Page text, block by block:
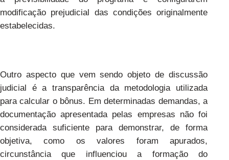
modificação prejudicial das condições originalmente
estabelecidas.
Outro aspecto que vem sendo objeto de discussão
judicial é a transparência da metodologia utilizada
para calcular o bônus. Em determinadas demandas, a
documentação apresentada pelas empresas não foi
considerada suficiente para demonstrar, de forma
objetiva, como os valores foram apurados,
circunstância que influenciou a formação do